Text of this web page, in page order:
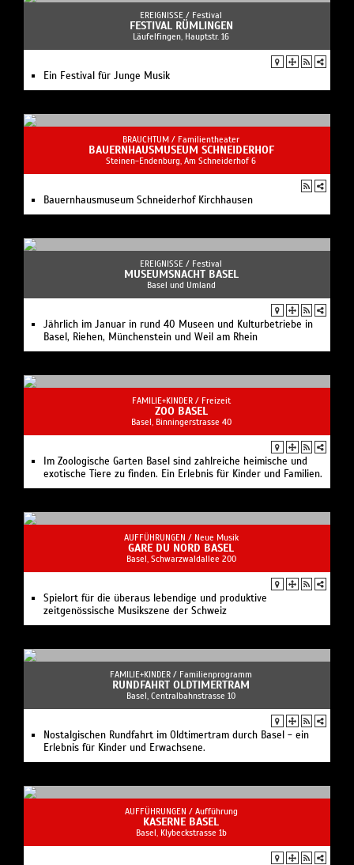
EREIGNISSE / Festival
FESTIVAL RÜMLINGEN
Läufelfingen, Hauptstr. 16
Ein Festival für Junge Musik
BRAUCHTUM / Familientheater
BAUERNHAUSMUSEUM SCHNEIDERHOF
Steinen-Endenburg, Am Schneiderhof 6
Bauernhausmuseum Schneiderhof Kirchhausen
EREIGNISSE / Festival
MUSEUMSNACHT BASEL
Basel und Umland
Jährlich im Januar in rund 40 Museen und Kulturbetriebe in
Basel, Riehen, Münchenstein und Weil am Rhein
FAMILIE+KINDER / Freizeit
ZOO BASEL
Basel, Binningerstrasse 40
Im Zoologische Garten Basel sind zahlreiche heimische und
exotische Tiere zu finden. Ein Erlebnis für Kinder und Familien.
AUFFÜHRUNGEN / Neue Musik
GARE DU NORD BASEL
Basel, Schwarzwaldallee 200
Spielort für die überaus lebendige und produktive
zeitgenössische Musikszene der Schweiz
FAMILIE+KINDER / Familienprogramm
RUNDFAHRT OLDTIMERTRAM
Basel, Centralbahnstrasse 10
Nostalgischen Rundfahrt im Oldtimertram durch Basel - ein
Erlebnis für Kinder und Erwachsene.
AUFFÜHRUNGEN / Aufführung
KASERNE BASEL
Basel, Klybeckstrasse 1b